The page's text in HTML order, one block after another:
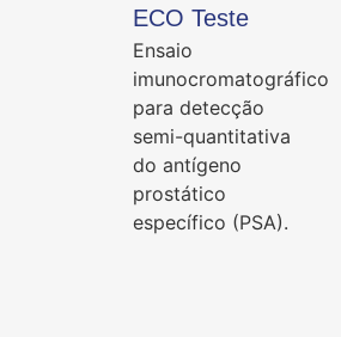
ECO Teste
Ensaio
imunocromatográfico
para detecção
semi-quantitativa
do antígeno
prostático
específico (PSA).